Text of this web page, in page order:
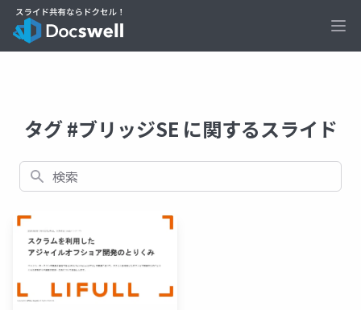
タグ #ブリッジSE に関するスライド
検索